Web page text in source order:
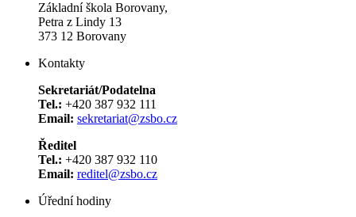
Základní škola Borovany,
Petra z Lindy 13
373 12 Borovany
Kontakty
Sekretariát/Podatelna
Tel.: +420 387 932 111
Email: sekretariat@zsbo.cz
Ředitel
Tel.: +420 387 932 110
Email: reditel@zsbo.cz
Úřední hodiny